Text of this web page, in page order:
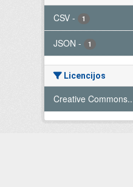
CSV - 1
JSON - 1
Licencijos
Creative